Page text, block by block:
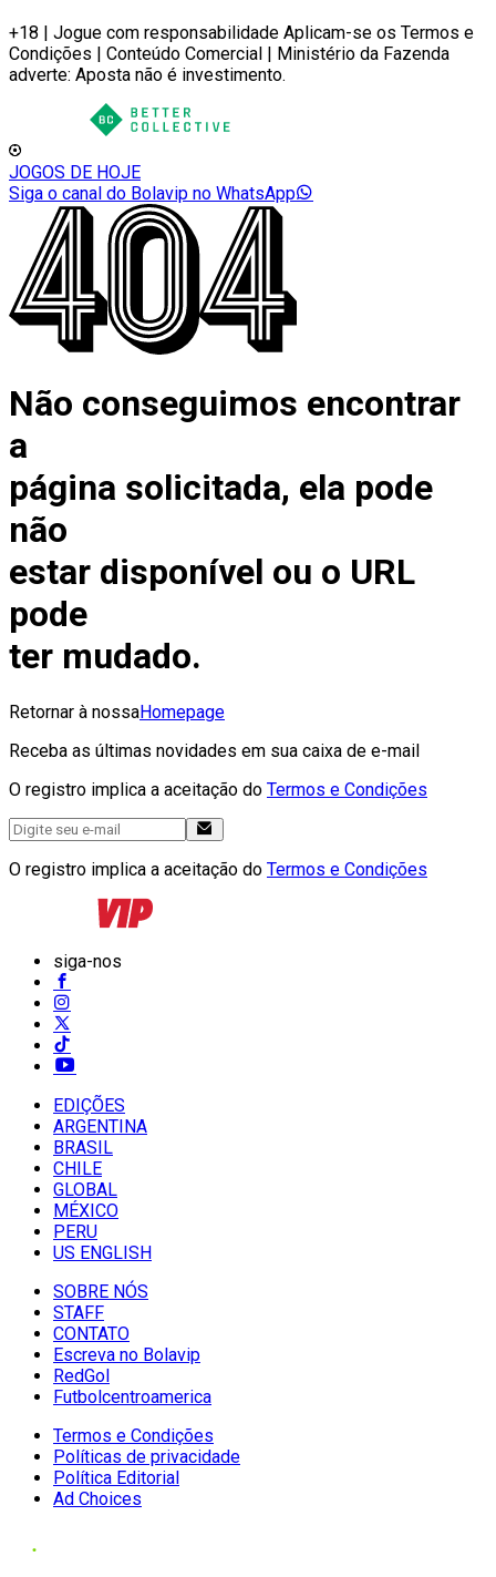
+18 | Jogue com responsabilidade Aplicam-se os Termos e
Condições | Conteúdo Comercial | Ministério da Fazenda
adverte: Aposta não é investimento.
JOGOS DE HOJE
Siga o canal do Bolavip no WhatsApp
Não conseguimos encontrar
a
página solicitada, ela pode
não
estar disponível ou o URL
pode
ter mudado.
Retornar à nossaHomepage
Receba as últimas novidades em sua caixa de e-mail
O registro implica a aceitação do Termos e Condições
O registro implica a aceitação do Termos e Condições
siga-nos
EDIÇÕES
ARGENTINA
BRASIL
CHILE
GLOBAL
MÉXICO
PERU
US ENGLISH
SOBRE NÓS
STAFF
CONTATO
Escreva no Bolavip
RedGol
Futbolcentroamerica
Termos e Condições
Políticas de privacidade
Política Editorial
Ad Choices